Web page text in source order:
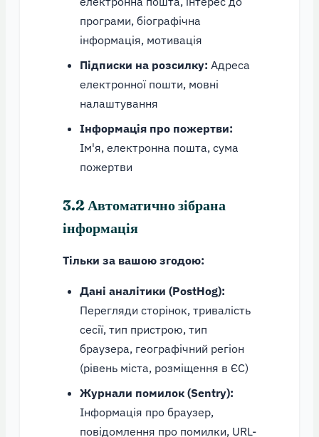
програми, біографічна
інформація, мотивація
Підписки на розсилку: Адреса
електронної пошти, мовні
налаштування
Інформація про пожертви:
Ім'я, електронна пошта, сума
пожертви
3.2 Автоматично зібрана
інформація
Тільки за вашою згодою:
Дані аналітики (PostHog):
Перегляди сторінок, тривалість
сесії, тип пристрою, тип
браузера, географічний регіон
(рівень міста, розміщення в ЄС)
Журнали помилок (Sentry):
Інформація про браузер,
повідомлення про помилки, URL-